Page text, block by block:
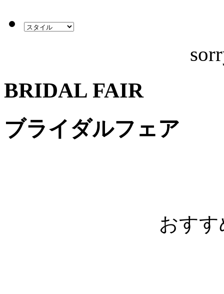
BRIDAL FAIR
ブライダルフェア
おすす